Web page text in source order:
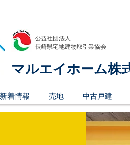
公益社団法人
​長崎県宅地建物取引業協会
マルエイホーム株
新着情報 売地 中古戸建